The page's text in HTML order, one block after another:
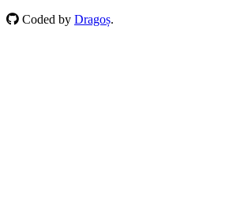
Coded by Dragoș.